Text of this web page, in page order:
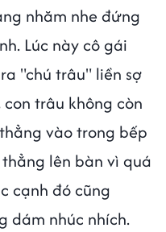
nhăm nhe đứng
Lúc này cô gái
"chú trâu" liền sợ
trâu không còn
vào trong bếp
lên bàn vì quá
cạnh đó cũng
dám nhúc nhích.